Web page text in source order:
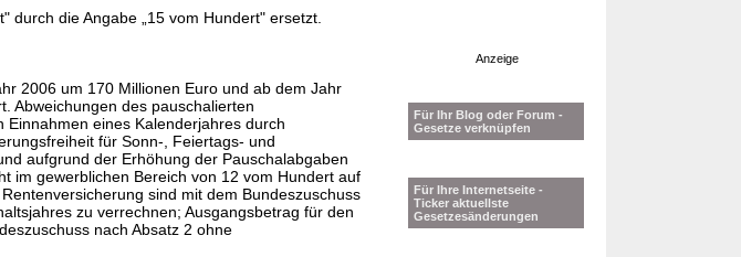
durch die Angabe „15 vom Hundert" ersetzt.
2006 um 170 Millionen Euro und ab dem Jahr
Abweichungen des pauschalierten
eines Kalenderjahres durch
für Sonn-, Feiertags- und
aufgrund der Erhöhung der Pauschalabgaben
im gewerblichen Bereich von 12 vom Hundert auf
sind mit dem Bundeszuschuss
zu verrechnen; Ausgangsbetrag für den
nach Absatz 2 ohne
Anzeige
Für Ihr Blog oder Forum -
Gesetze verknüpfen
Für Ihre Internetseite -
Ticker aktuellste
Gesetzesänderungen